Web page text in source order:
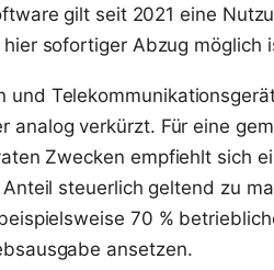
gilt seit 2021 eine
sofortiger Abzug möglich
und
analog verkürzt. Für eine
Zwecken empfiehlt sich
steuerlich geltend zu
70 %
ansetzen.